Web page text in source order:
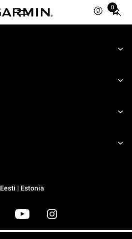
0
Total
items
cart:
Eesti | Estonia